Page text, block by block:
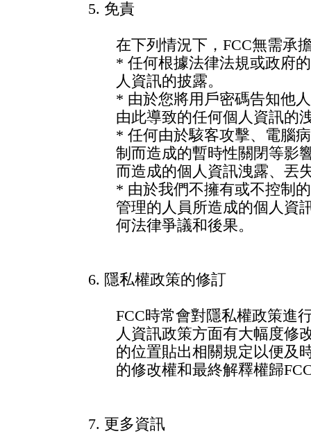
5. 免責
在下列情況下，FCC無需承
* 任何根據法律法規或政府
人資訊的披露。
* 由於您將用戶密碼告知他
由此導致的任何個人資訊的
* 任何由於駭客攻擊、電腦
制而造成的暫時性關閉等影
而造成的個人資訊洩露、丟
* 由於我們不擁有或不控制
管理的人員所造成的個人資
何法律爭議和後果。
6. 隱私權政策的修訂
FCC時常會對隱私權政策進
人資訊政策方面有大幅度修
的位置貼出相關規定以便及
的修改權和最終解釋權歸
7. 更多資訊